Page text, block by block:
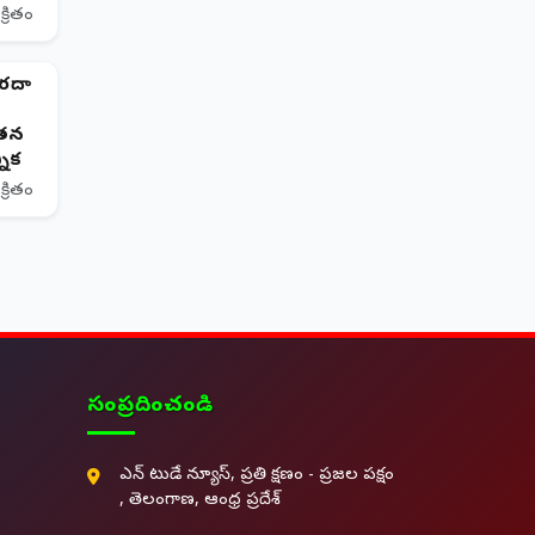
సంప్రదించండి
ఎన్ టుడే న్యూస్, ప్రతి క్షణం - ప్రజల పక్షం
, తెలంగాణ, ఆంధ్ర ప్రదేశ్